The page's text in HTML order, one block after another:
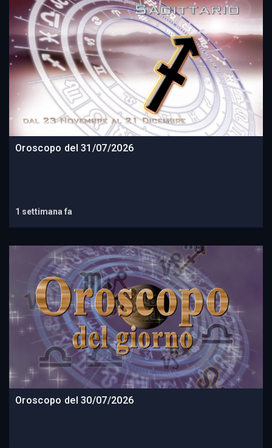
Oroscopo del 31/07/2026
1 settimana fa
Oroscopo del 30/07/2026